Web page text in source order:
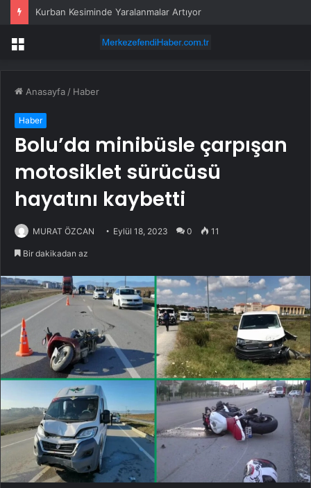
Kurban Kesiminde Yaralanmalar Artıyor
Menü
Anasayfa / Haber
Haber
Bolu’da minibüsle çarpışan
motosiklet sürücüsü
hayatını kaybetti
MURAT ÖZCAN Eylül 18, 2023 0 11
Bir dakikadan az